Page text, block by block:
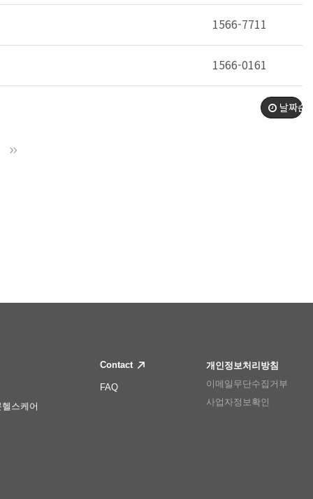
1566-7711
1566-0161
날짜순
스케어
Contact
FAQ
개인정보처리방침
이메일무단수집거부
사업자정보확인